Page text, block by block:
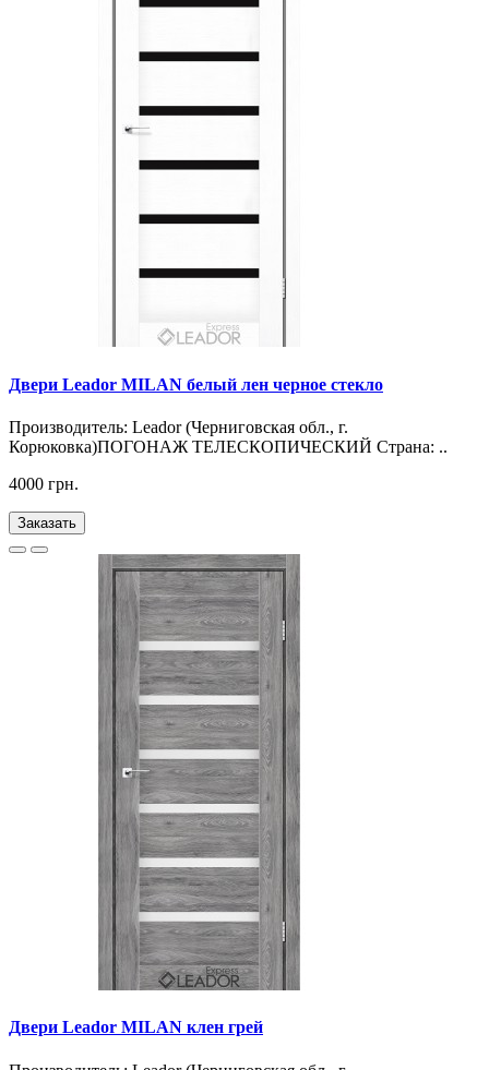
Двери Leador MILAN белый лен черное стекло
Производитель: Leador (Черниговская обл., г.
Корюковка)ПОГОНАЖ ТЕЛЕСКОПИЧЕСКИЙ Страна: ..
4000 грн.
Заказать
Двери Leador MILAN клен грей